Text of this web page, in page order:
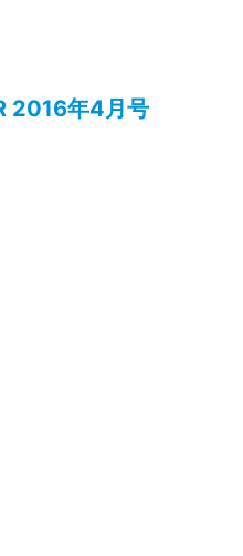
2016年4月号